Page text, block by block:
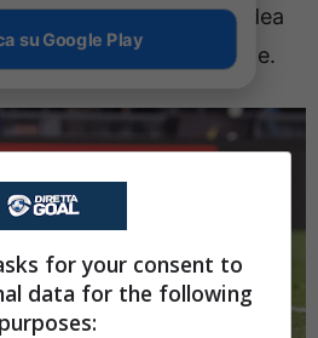
0 presenze ed un’idea
della porta biancoceleste.
su Google Play
for your consent to
data for the following
purposes: